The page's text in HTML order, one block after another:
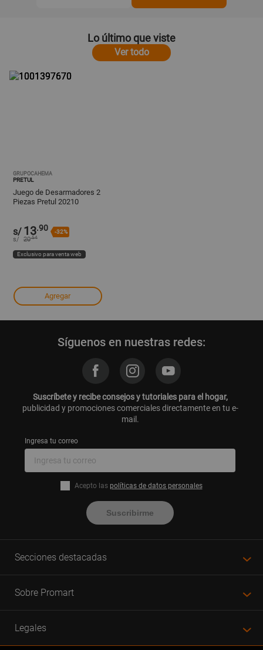
Lo último que viste
Ver todo
GRUPOCAHEMA
PRETUL
Juego de Desarmadores 2
Piezas Pretul 20210
s/ 13.90 -32%
s/ 20.54
Exclusivo para venta web
Agregar
Síguenos en nuestras redes:
Suscríbete y recibe consejos y tutoriales para el hogar,
publicidad y promociones comerciales directamente en tu e-
mail.
Ingresa tu correo
Acepto las políticas de datos personales
Suscribirme
Secciones destacadas
Sobre Promart
Legales